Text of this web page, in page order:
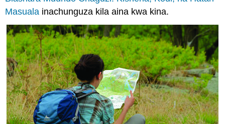
Masuala inachunguza kila aina kwa kina.